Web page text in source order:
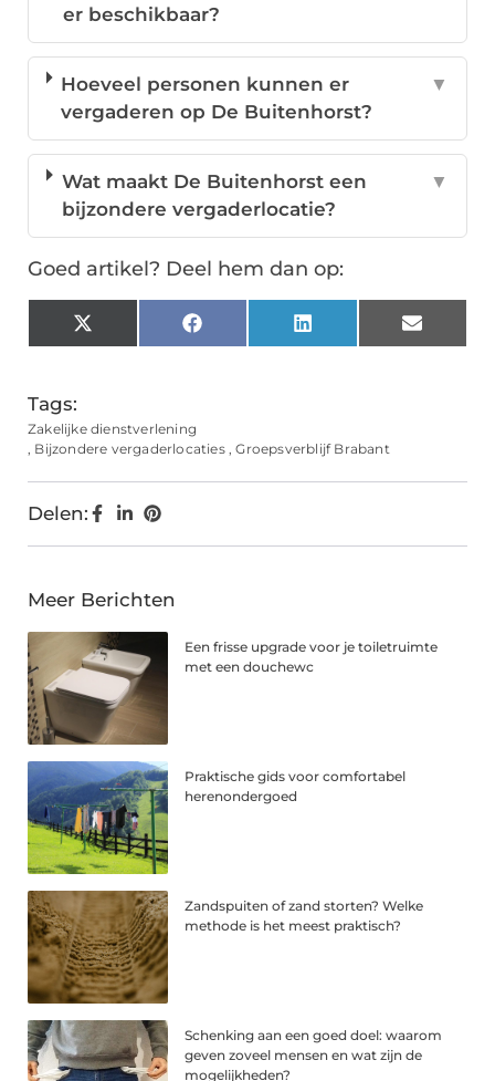
er beschikbaar?
Hoeveel personen kunnen er
vergaderen op De Buitenhorst?
▼
Wat maakt De Buitenhorst een
bijzondere vergaderlocatie?
▼
Goed artikel? Deel hem dan op:
X
(Twitter)
Facebook LinkedIn Email
Tags:
Zakelijke dienstverlening
, Bijzondere vergaderlocaties,Groepsverblijf Brabant
Delen:
Meer Berichten
Een frisse upgrade voor je toiletruimte
met een douchewc
Praktische gids voor comfortabel
herenondergoed
Zandspuiten of zand storten? Welke
methode is het meest praktisch?
Schenking aan een goed doel: waarom
geven zoveel mensen en wat zijn de
mogelijkheden?